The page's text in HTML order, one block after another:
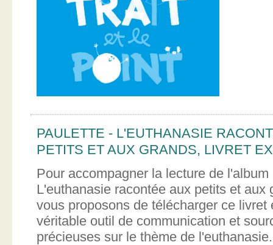
PAULETTE - L'EUTHANASIE
PETITS ET AUX GRANDS, LIVRET
Pour accompagner la lecture de
L'euthanasie racontée aux petits et aux
vous proposons de télécharger ce livret
véritable outil de communication et
précieuses sur le thème de l'euthanasie.